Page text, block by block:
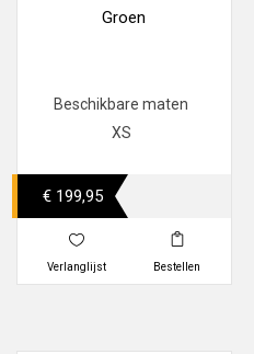
Groen
Beschikbare maten
XS
€ 199,95
Verlanglijst Bestellen